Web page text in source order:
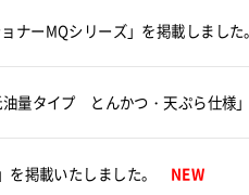
ナーMQシリーズ」を掲載しまし
量タイプ とんかつ・天ぷら仕様
を掲載いたしました。 NEW